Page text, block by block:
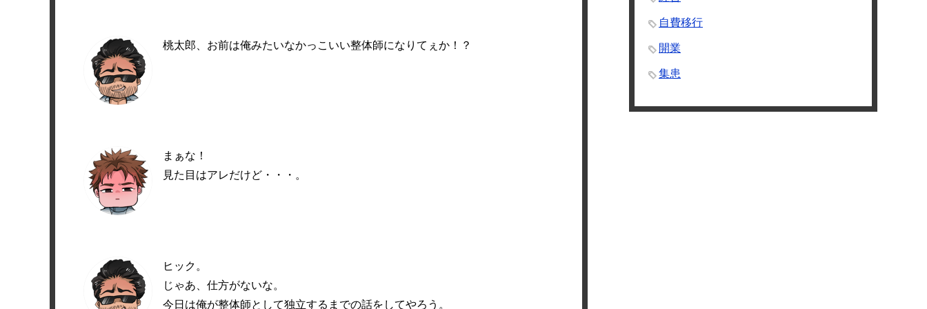
桃太郎、お前は俺みたいなかっこいい整体師になりてぇか！？
まぁな！
見た目はアレだけど・・・。
ヒック。
じゃあ、仕方がないな。
今日は俺が整体師として独立するまでの話をしてやろう。
自費移行
開業
集患